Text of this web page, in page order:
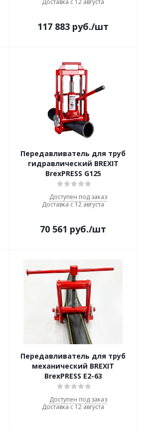
Доставка с 12 августа
117 883 руб./шт
Передавливатель для труб
гидравлический BREXIT
BrexPRESS G125
Доступен под заказ
Доставка с 12 августа
70 561 руб./шт
Передавливатель для труб
механический BREXIT
BrexPRESS Е2-63
Доступен под заказ
Доставка с 12 августа